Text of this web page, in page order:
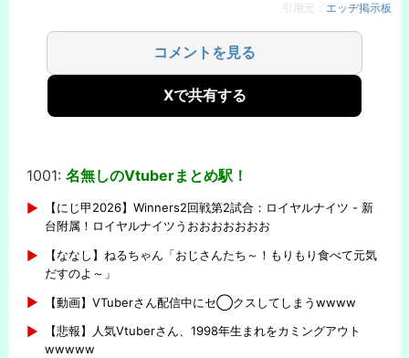
引用元： エッヂ掲示板
コメントを見る
Xで共有する
1001: 名無しのVtuberまとめ駅！
【にじ甲2026】Winners2回戦第2試合：ロイヤルナイツ - 新
台附属！ロイヤルナイツうおおおおおおお
【ななし】ねるちゃん「おじさんたち～！もりもり食べて元気
だすのよ～」
【動画】VTuberさん配信中にセ◯クスしてしまうwwww
【悲報】人気Vtuberさん、1998年生まれをカミングアウト
wwwww